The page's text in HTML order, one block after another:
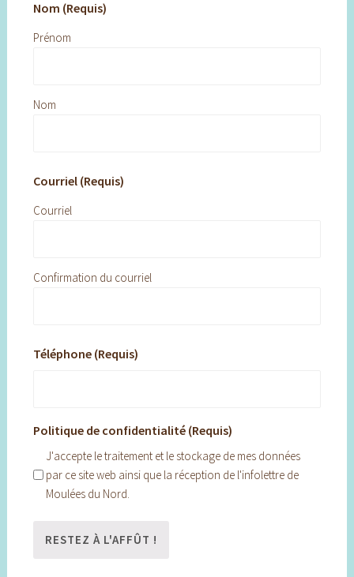
Nom (Requis)
Prénom
Nom
Courriel (Requis)
Courriel
Confirmation du courriel
Téléphone (Requis)
Politique de confidentialité (Requis)
J'accepte le traitement et le stockage de mes données
par ce site web ainsi que la réception de l'infolettre de
Moulées du Nord.